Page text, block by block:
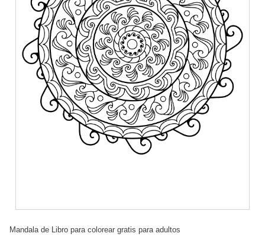
Mandala de Libro para colorear gratis para adultos